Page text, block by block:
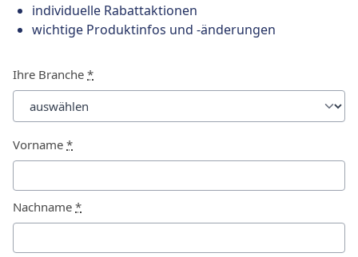
individuelle Rabattaktionen
wichtige Produktinfos und -änderungen
Ihre Branche *
Vorname *
Nachname *